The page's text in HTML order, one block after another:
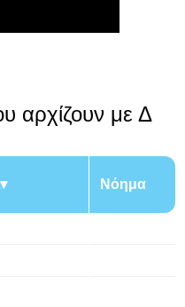
αρχίζουν με Δ
Νόημα